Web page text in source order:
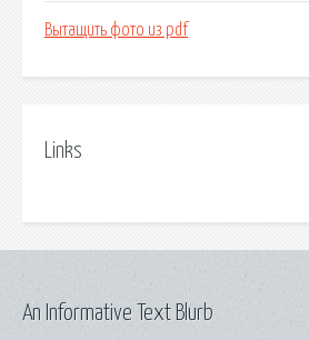
Вытащить фото из pdf
Links
An Informative Text Blurb